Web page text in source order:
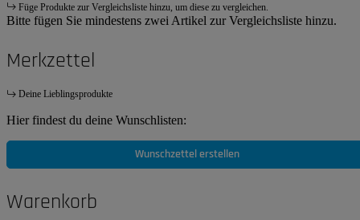
Füge Produkte zur Vergleichsliste hinzu, um diese zu vergleichen.
Bitte fügen Sie mindestens zwei Artikel zur Vergleichsliste hinzu.
Merkzettel
Deine Lieblingsprodukte
Hier findest du deine Wunschlisten:
Wunschzettel erstellen
Warenkorb